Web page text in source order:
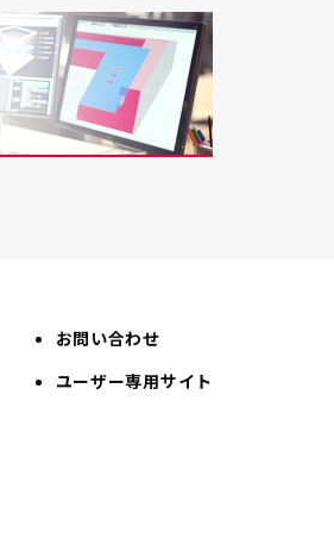
お問い合わせ
ユーザー専用サイト